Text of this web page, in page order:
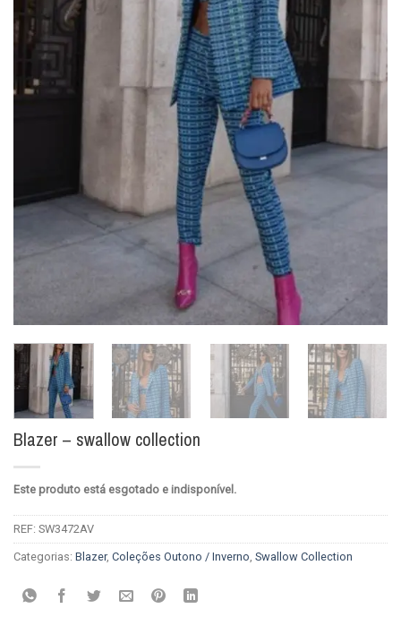
Blazer – swallow collection
Este produto está esgotado e indisponível.
REF: SW3472AV
Categorias: Blazer, Coleções Outono / Inverno, Swallow Collection